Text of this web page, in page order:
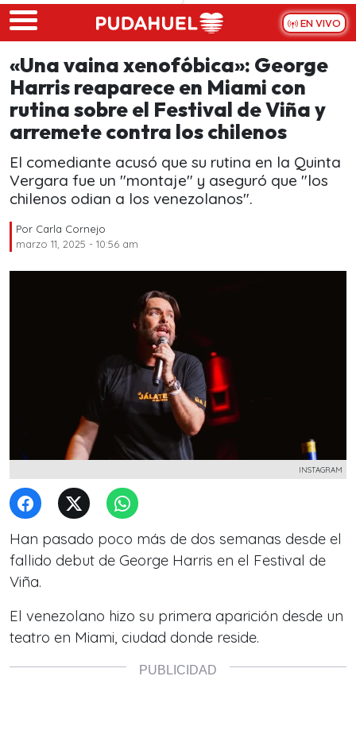
Skip to main content
EN VIVO
«Una vaina xenofóbica»: George
Harris reaparece en Miami con
rutina sobre el Festival de Viña y
arremete contra los chilenos
El comediante acusó que su rutina en la Quinta
Vergara fue un "montaje" y aseguró que "los
chilenos odian a los venezolanos".
Por Carla Cornejo
marzo 11, 2025 - 10:56 am
INSTAGRAM
Han pasado poco más de dos semanas desde el
fallido debut de George Harris en el Festival de
Viña.
El venezolano hizo su primera aparición desde un
teatro en Miami, ciudad donde reside.